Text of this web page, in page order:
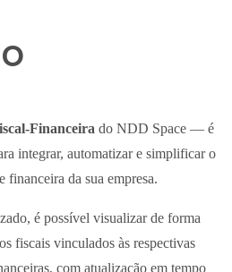
Financeira do NDD Space — é
integrar, automatizar e simplificar o
financeira da sua empresa.
é possível visualizar de forma
fiscais vinculados às respectivas
com atualização em tempo